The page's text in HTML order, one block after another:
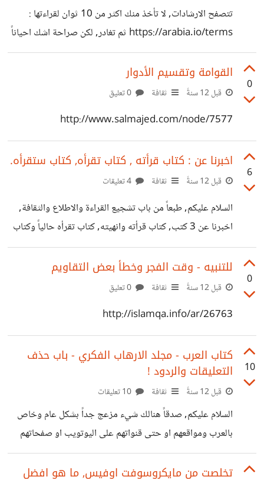
من الاخطاء الاملائية والنحوية, وكوني لست من اهل اللغة حبذا
لو يتم مشاركتنا بقواعد عامة ذهبية لتصحيح الكتابة من اهل
تتصفح الارشادات, لا تأخذ منك اكثر من 10 ثوان لقراءتها :
https://arabia.io/terms ثم تغادر, لكن صراحة اشك احياناً
انه يتم فهمها واستيعابها ! انا شخصياً اعترف اي احياناً يصيبني
الحيرة من موضوع ما في اي مجتمع اطرحه لانه صراحة هنالك
فوضى بعض الشيء بالمجتمعات, حبذا لو يتم فتح المجتمع بناء
تظهر كل المجتمعات كقائمة واضحة. عموماً موضوعي هو
*اصعب* بند من حيث التنفيذ هو : > قيّم المساهمات بناء
0
القوامة وتقسيم الأدوار
قبل 12 سنةً ثقافة
http://www.salmajed.com/node/7577
6
اخبرنا عن : كتاب قرأته , كتاب تقرأه, كتاب ستقرأه.
قبل 12 سنةً ثقافة
السلام عليكم, طبعاً من باب تشجيع القراءة والاطلاع والثقافة,
اخبرنا عن 3 كتب, كتاب قرأته وانهيته, كتاب تقرأه حالياً وكتاب
تخطط لأن تقرأه تالياً, وجميل لو كتبت نبذة مبسطة ميسرة عن
موضوع كل كتاب. طبعاً *يا حبذا* لو كان كتاب خارج عن
اختصاصك, اقصد لو كنت مطور او مبرمج لا اريد ذكر كتاب
اي شيء يبتعد شيئاً ما عن تخصصك. ----- سابدأ بنفسي, لكن
قليل من الاحيان اتم
0
للتنبيه - وقت الفجر وخطأ بعض التقاويم
قبل 12 سنةً ثقافة
http://islamqa.info/ar/26763
10
كتاب العرب - مجلد الارهاب الفكري - باب حذف
التعليقات والردود !
قبل 12 سنةً ثقافة
السلام عليكم, صدقاً هنالك شيء مزعج جداً بشكل عام وخاص
بالعرب ومواقعهم او حتى قنواتهم على اليوتويب او صفحاتهم
على وسائل التواصل الاجتماعي. موضوع الارهاب الفكري
موضوع كبير وكمصطلح اقصد به هو التعنت والتعصب لفكرة ما
تخلصت من مايكروسوفت اوفيس, ما هو افضل